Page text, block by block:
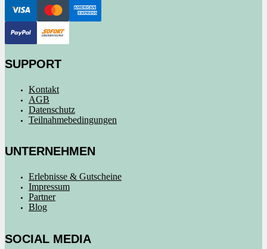
SUPPORT
Kontakt
AGB
Datenschutz
Teilnahmebedingungen
UNTERNEHMEN
Erlebnisse & Gutscheine
Impressum
Partner
Blog
SOCIAL MEDIA